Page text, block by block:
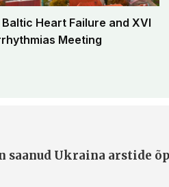
Baltic Heart Failure and XVI
Meeting
saanud Ukraina arstide